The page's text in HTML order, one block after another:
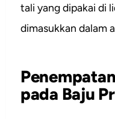
tali yang dipakai di
dimasukkan dalam
pada Baju